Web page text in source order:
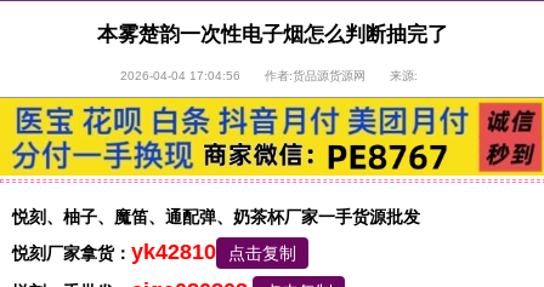
本雾楚韵一次性电子烟怎么判断抽完了
2026-04-04 17:04:56 作者:货品源货源网 来源:
悦刻、柚子、魔笛、通配弹、奶茶杯厂家一手货源批发
悦刻厂家拿货： yk42810
点击复制